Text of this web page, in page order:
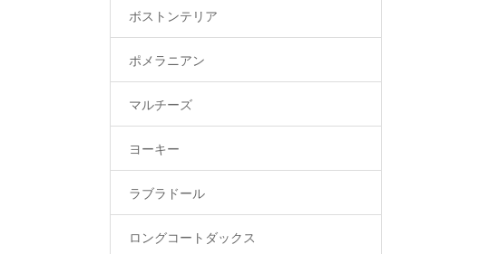
ボストンテリア
ポメラニアン
マルチーズ
ヨーキー
ラブラドール
ロングコートダックス